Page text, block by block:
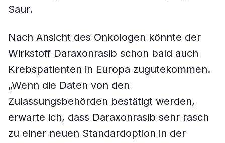
Saur.
Nach Ansicht des Onkologen könnte der
Wirkstoff Daraxonrasib schon bald auch
Krebspatienten in Europa zugutekommen.
„Wenn die Daten von den
Zulassungsbehörden bestätigt werden,
erwarte ich, dass Daraxonrasib sehr rasch
zu einer neuen Standardoption in der